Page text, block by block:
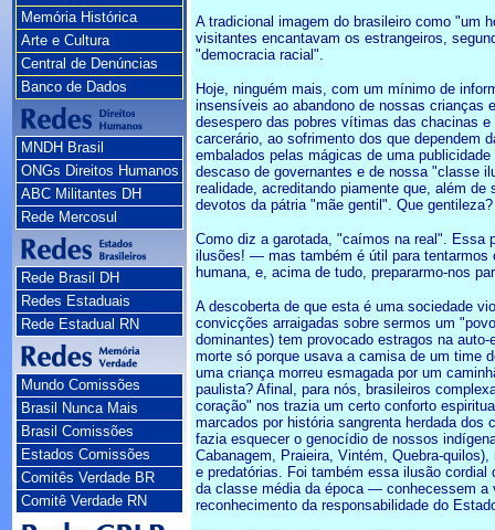
Memória Histórica
Arte e Cultura
Central de Denúncias
Banco de Dados
MNDH Brasil
ONGs Direitos Humanos
ABC Militantes DH
Rede Mercosul
Rede Brasil DH
Redes Estaduais
Rede Estadual RN
Mundo Comissões
Brasil Nunca Mais
Brasil Comissões
Estados Comissões
Comitês Verdade BR
Comitê Verdade RN
A tradicional imagem do brasileiro como "um
visitantes encantavam os estrangeiros,
"democracia racial".
Hoje, ninguém mais, com um mínimo de
insensíveis ao abandono de nossas crianças
desespero das pobres vítimas das chacinas
carcerário, ao sofrimento dos que dependem
embalados pelas mágicas de uma
descaso de governantes e de nossa "classe
realidade, acreditando piamente que, além
devotos da pátria "mãe gentil". Que
Como diz a garotada, "caímos na real". Essa
ilusões! — mas também é útil para tentarmos
humana, e, acima de tudo, prepararmo-nos
A descoberta de que esta é uma sociedade
convicções arraigadas sobre sermos um
dominantes) tem provocado estragos na
morte só porque usava a camisa de um time
uma criança morreu esmagada por um
paulista? Afinal, para nós, brasileiros
coração" nos trazia um certo conforto
marcados por história sangrenta herdada
fazia esquecer o genocídio de nossos
Cabanagem, Praieira, Vintém, Quebra-
e predatórias. Foi também essa ilusão
da classe média da época — conhecessem a
reconhecimento da responsabilidade do